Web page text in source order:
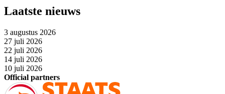
Laatste nieuws
3 augustus 2026
27 juli 2026
22 juli 2026
14 juli 2026
10 juli 2026
Official partners